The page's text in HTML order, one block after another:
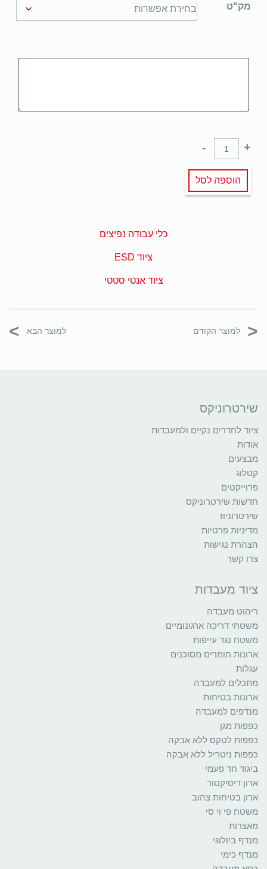
מק"ט
+
-
הוספה לסל
כלי עבודה נפיצים
ציוד ESD
ציוד אנטי סטטי
< למוצר הקודם למוצר הבא >
שירטרוניקס
ציוד לחדרים נקיים ולמעבדות
אודות
מבצעים
קטלוג
פרוייקטים
חדשות שירטרוניקס
שירטרוניוז
מדיניות פרטיות
הצהרת נגישות
צרו קשר
ציוד מעבדות
ריהוט מעבדה
משטחי דריכה ארגונומיים
משטח נגד עייפות
ארונות חומרים מסוכנים
עגלות
מתכלים למעבדה
ארונות בטיחות
מנדפים למעבדה
כפפות מגן
כפפות לטקס ללא אבקה
כפפות ניטריל ללא אבקה
ביגוד חד פעמי
ארון דיסיקטור
ארון בטיחות צהוב
משטח פי וי סי
מאצרות
מנדף ביולוגי
מנדף כימי